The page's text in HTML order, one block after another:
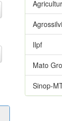
Ilpf
Mato
Sinop-